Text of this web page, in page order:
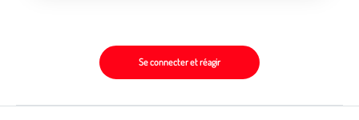
Se connecter et réagir